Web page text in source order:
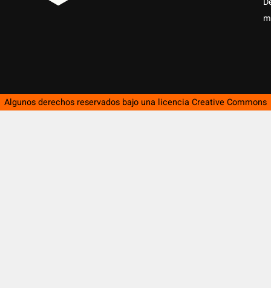
Algunos derechos reservados bajo una licencia Creative Commons